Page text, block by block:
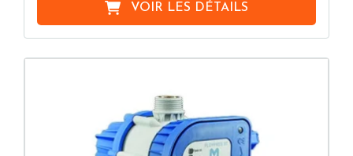
VOIR LES DÉTAILS